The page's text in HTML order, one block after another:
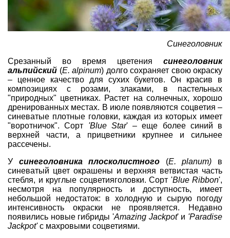
Синеголовник
Срезанный во время цветения синеголовник
альпийский (E. alpinum) долго сохраняет свою окраску
– ценное качество для сухих букетов. Он красив в
композициях с розами, злаками, в пастельных
"природных" цветниках. Растет на солнечных, хорошо
дренированных местах. В июле появляются соцветия –
синеватые плотные головки, каждая из которых имеет
"воротничок". Сорт 'Blue Star' – еще более синий в
верхней части, а прицветники крупнее и сильнее
рассечены.
У синеголовника плосколистного (E. planum) в
синеватый цвет окрашены и верхняя ветвистая часть
стебля, и круглые соцветияголовки. Сорт 'Blue Ribbon',
несмотря на популярность и доступность, имеет
небольшой недостаток: в холодную и сырую погоду
интенсивность окраски не проявляется. Недавно
появились новые гибриды 'Amazing Jackpot' и 'Paradise
Jackpot'c махровыми соцветиями.